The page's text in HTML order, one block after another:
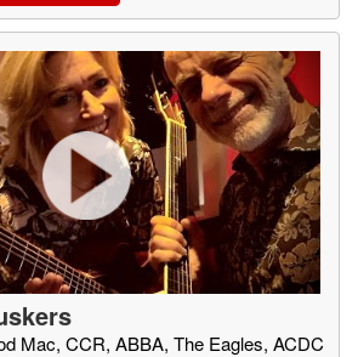
Mac, CCR, ABBA, The Eagles, ACDC